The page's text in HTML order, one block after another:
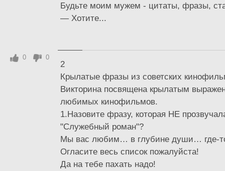
Будьте моим мужем - цитаты, фразы,
— Хотите...
2
Крылатые фразы из советских
Викторина посвящена крылатым
любимых кинофильмов.
1.Назовите фразу, которая НЕ
"Служебный роман"?
Мы вас любим… в глубине души… где-
Огласите весь список пожалуйста!
Да на тебе пахать надо!
0 0